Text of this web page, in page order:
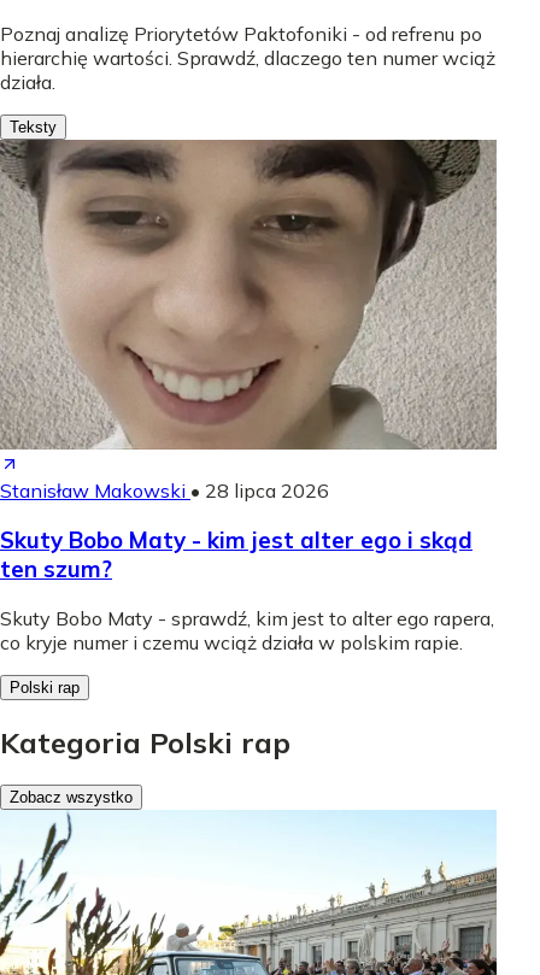
Poznaj analizę Priorytetów Paktofoniki - od refrenu po
hierarchię wartości. Sprawdź, dlaczego ten numer wciąż
działa.
Teksty
Stanisław Makowski • 28 lipca 2026
Skuty Bobo Maty - kim jest alter ego i skąd
ten szum?
Skuty Bobo Maty - sprawdź, kim jest to alter ego rapera,
co kryje numer i czemu wciąż działa w polskim rapie.
Polski rap
Kategoria Polski rap
Zobacz wszystko